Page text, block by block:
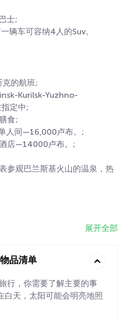
士;
辆车可容纳4人的Suv。
的航班;
Kurilsk-Yuzhno-
定中;
食;
人间—16,000卢布。;
店—14000卢布。;
参观巴兰斯基火山的温泉，热
展开全部
品清单
行，你需要了解主要的事
白天，太阳可能会明亮地照